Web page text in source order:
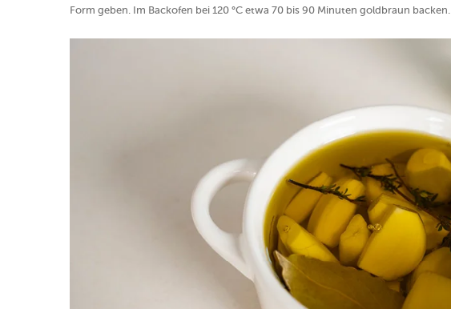
Form geben. Im Backofen bei 120 °C etwa 70 bis 90 Minuten goldbraun backen.